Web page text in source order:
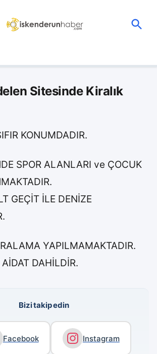
Sitesinde Kiralık
KONUMDADIR.
SPOR ALANLARI ve ÇOCUK
GEÇİT İLE DENİZE
YAPILMAMAKTADIR.
DAHİLDİR.
Bizi takip edin
Facebook Instagram